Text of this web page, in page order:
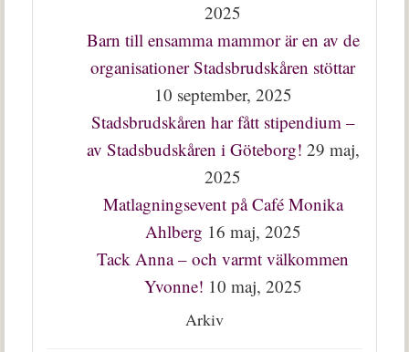
2025
Barn till ensamma mammor är en av de
organisationer Stadsbrudskåren stöttar
10 september, 2025
Stadsbrudskåren har fått stipendium –
av Stadsbudskåren i Göteborg! 29 maj,
2025
Matlagningsevent på Café Monika
Ahlberg 16 maj, 2025
Tack Anna – och varmt välkommen
Yvonne! 10 maj, 2025
Arkiv